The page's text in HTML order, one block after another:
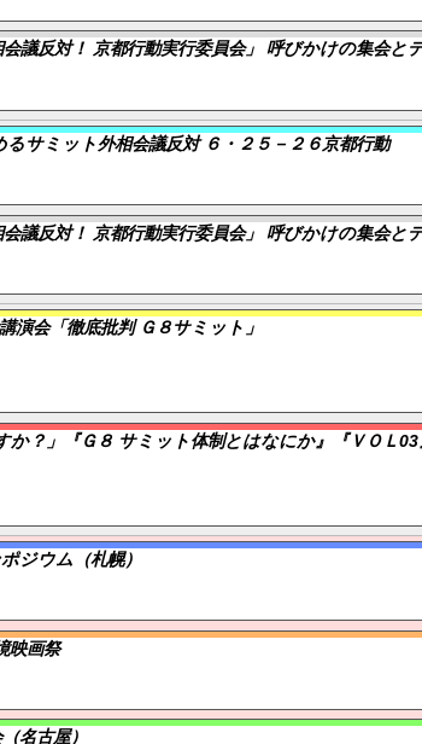
会議反対！ 京都行動実行委員会」 呼びかけの集会と
サミット外相会議反対 ６・２５－２６京都行動
会議反対！ 京都行動実行委員会」 呼びかけの集会と
演会「徹底批判 Ｇ８サミット」
か？」『Ｇ８ サミット体制とはなにか』『ＶＯＬ
ジウム（札幌）
映画祭
名古屋）